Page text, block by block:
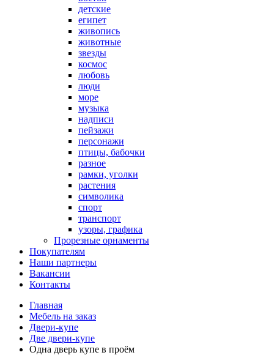
детские
египет
живопись
животные
звезды
космос
любовь
люди
море
музыка
надписи
пейзажи
персонажи
птицы, бабочки
разное
рамки, уголки
растения
символика
спорт
транспорт
узоры, графика
Прорезные орнаменты
Покупателям
Наши партнеры
Вакансии
Контакты
Главная
Мебель на заказ
Двери-купе
Две двери-купе
Одна дверь купе в проём